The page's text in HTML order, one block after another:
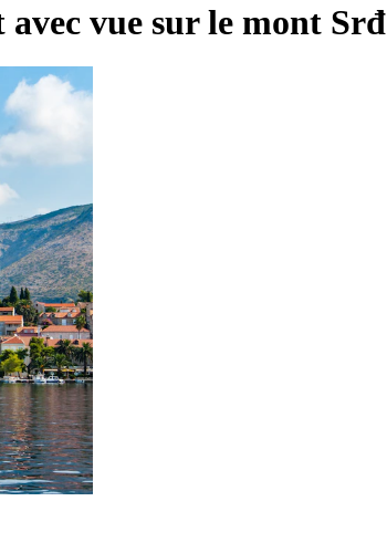
vue sur le mont Srđ